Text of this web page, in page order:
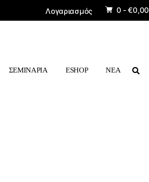
Λογαριασμός 0 -€0,00
ΣΕΜΙΝΑΡΙΑ ESHOP ΝΕΑ